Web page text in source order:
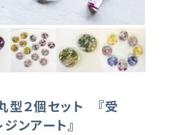
２個セット 『受
ンアート』